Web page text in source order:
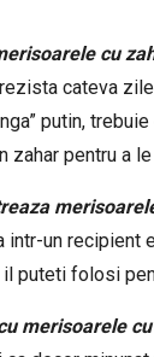
cu
cateva
putin,
zahar pentru a
intr-un recipient
puteti folosi
merisoarele